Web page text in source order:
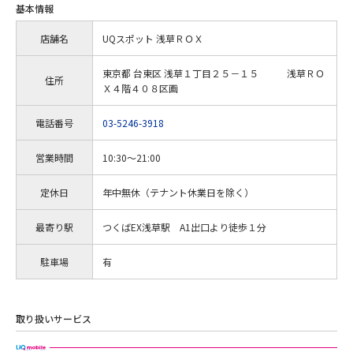
基本情報
店舗名 UQスポット 浅草ＲＯＸ
住所
東京都 台東区 浅草１丁目２５－１５ 浅草ＲＯ
Ｘ４階４０８区画
電話番号 03-5246-3918
営業時間 10:30～21:00
定休日 年中無休（テナント休業日を除く）
最寄り駅 つくばEX浅草駅 A1出口より徒歩１分
駐車場 有
取り扱いサービス